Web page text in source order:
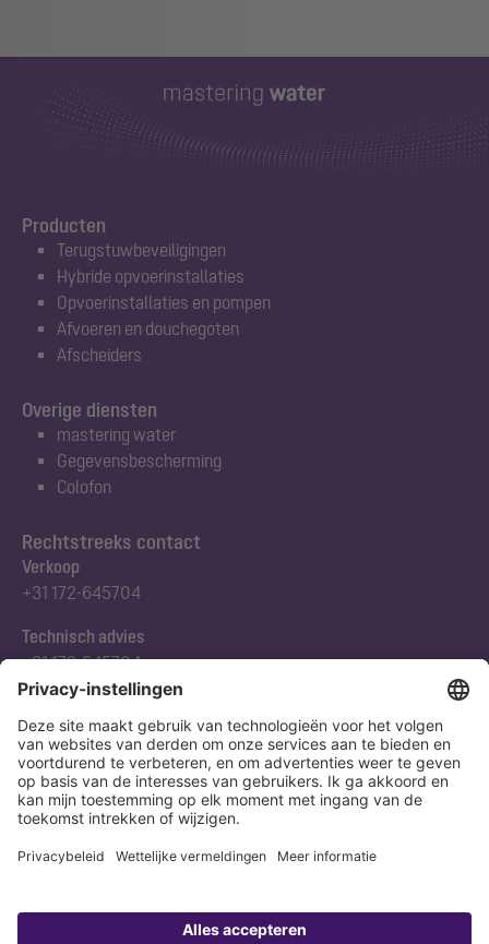
Producten
Terugstuwbeveiligingen
Hybride opvoerinstallaties
Opvoerinstallaties en pompen
Afvoeren en douchegoten
Afscheiders
Rechtstreeks contact
Verkoop
+31 172-645704
Technisch advies
+31 172-645704
Abonneert u zich op onze nieuwsbrief
Nu aanmelden
Overige diensten
mastering water
Gegevensbescherming
Colofon
Verklaring Colofon